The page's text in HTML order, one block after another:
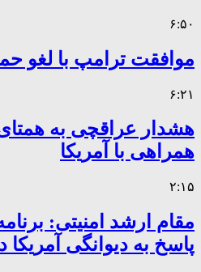
۶:۵۰
موافقت ترامپ با لغو
۶:۲۱
هشدار عراقچی به
همراهی با آمریکا
۲:۱۵
مقام ارشد امنیتی:
پاسخ به دیوانگی آمریکا